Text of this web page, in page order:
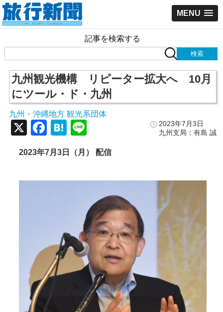
MENU
記事を検索する
九州観光機構 リピーター拡大へ 10月
にツール・ド・九州
九州・沖縄地方 観光系団体
2023年7月3日
九州支局：有島 誠
X Facebook
Hatena
2023年7月3日（月） 配信